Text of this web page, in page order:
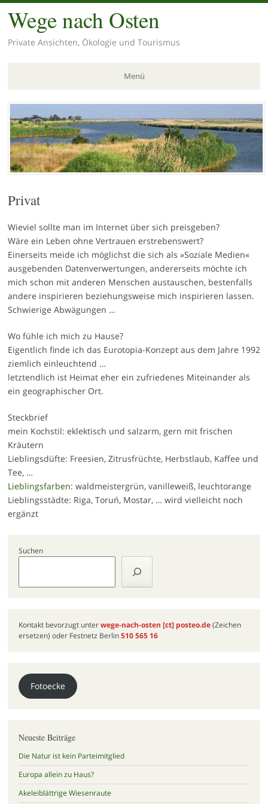
Wege nach Osten
Private Ansichten, Ökologie und Tourismus
Menü
Zum
Inhalt
springen
Privat
Wieviel sollte man im Internet über sich preisgeben?
Wäre ein Leben ohne Vertrauen erstrebenswert?
Einerseits meide ich möglichst die sich als »Soziale Medien«
ausgebenden Datenverwertungen, andererseits möchte ich
mich schon mit anderen Menschen austauschen, bestenfalls
andere inspirieren beziehungsweise mich inspirieren lassen.
Schwierige Abwägungen …
Wo fühle ich mich zu Hause?
Eigentlich finde ich das Eurotopia-Konzept aus dem Jahre 1992
ziemlich einleuchtend …
letztendlich ist Heimat eher ein zufriedenes Miteinander als
ein geographischer Ort.
Steckbrief
mein Kochstil: eklektisch und salzarm, gern mit frischen
Kräutern
Lieblingsdüfte: Freesien, Zitrusfrüchte, Herbstlaub, Kaffee und
Tee, …
Lieblingsfarben: waldmeistergrün, vanilleweiß, leuchtorange
Lieblingsstädte: Riga, Toruń, Mostar, … wird vielleicht noch
ergänzt
Suchen
Kontakt bevorzugt unterwege-nach-osten [ɛt]posteo.de(Zeichen
ersetzen) oder Festnetz Berlin510 565 16
Fotoecke
Neueste Beiträge
Die Natur ist kein Parteimitglied
Europa allein zu Haus?
Akeleiblättrige Wiesenraute